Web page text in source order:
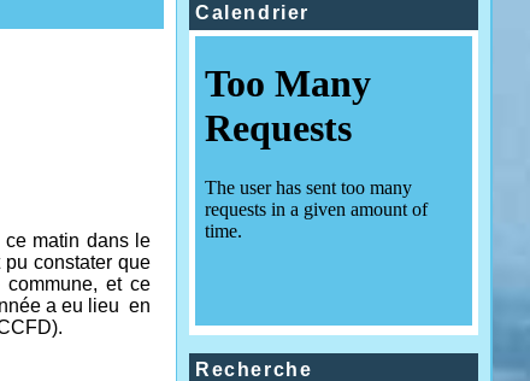
matin dans le
constater que
commune, et ce
a eu lieu en
Calendrier
Recherche